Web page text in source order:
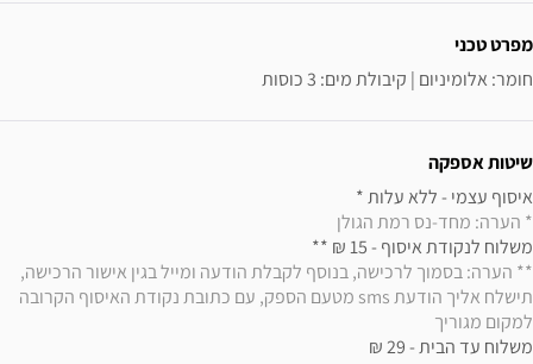
מפרט טכני
חומר: אלומיניום | קיבולת מים: 3 כוסות
שיטות אספקה
איסוף עצמי - ללא עלות *
* הערה: מחד-נס רמת הגולן
משלוח לנקודת איסוף - 15 ₪ **
למקום מגוריך
משלוח עד הבית - 29 ₪